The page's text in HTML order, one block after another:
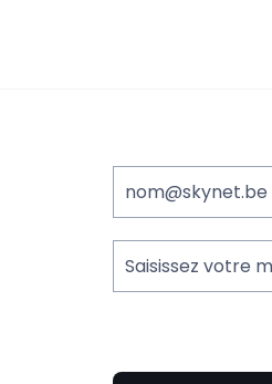
nom@skynet.be
Saisissez votre